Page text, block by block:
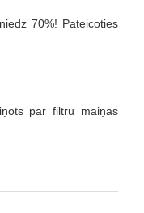
70%! Pateicoties
par filtru maiņas